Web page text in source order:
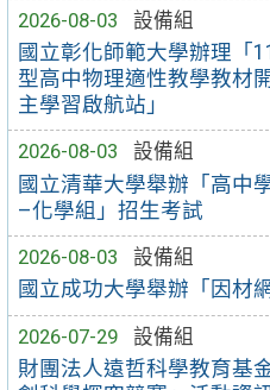
2026-08-03
設備組
國立彰化師範大學辦理「
型高中物理適性教學教材
主學習啟航站」
2026-08-03
設備組
國立清華大學舉辦「高中
–化學組」招生考試
2026-08-03
設備組
國立成功大學舉辦「因材
2026-07-29
設備組
財團法人遠哲科學教育基